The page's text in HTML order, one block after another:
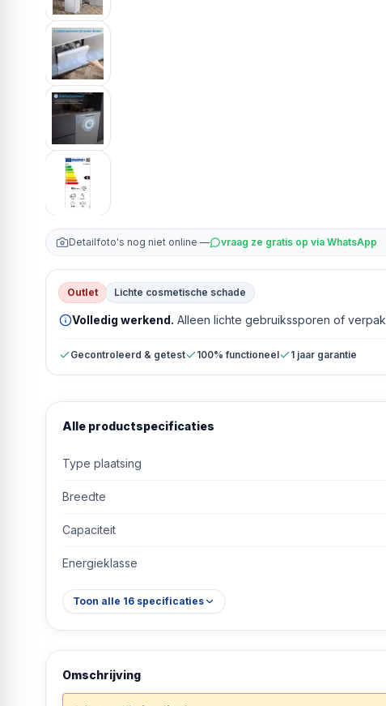
Detailfoto's nog niet online — vraag ze gratis op via WhatsApp
Outlet Lichte cosmetische schade
Volledig werkend. Alleen lichte gebruikssporen of
Gecontroleerd & getest 100% functioneel 1 jaar garantie
Alle productspecificaties
Type plaatsing
Breedte
Capaciteit
Energieklasse
Toon alle 16 specificaties
Omschrijving